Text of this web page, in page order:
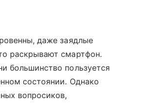
даже заядлые
раскрывают смартфон.
большинство пользуется
состоянии. Однако
вопросиков,